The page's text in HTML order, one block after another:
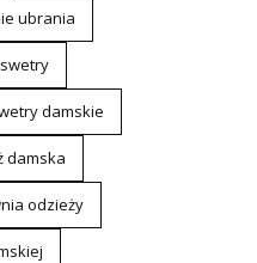
ubrania
damskie
damska
odzieży